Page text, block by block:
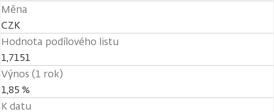
Měna
CZK
Hodnota podílového listu
1,7151
Výnos (1 rok)
1,85 %
K datu